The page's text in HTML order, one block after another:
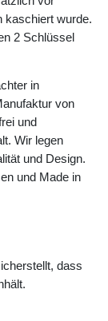
kaschiert wurde.
2 Schlüssel
in
von
und
Wir legen
und Design.
und Made in
dass